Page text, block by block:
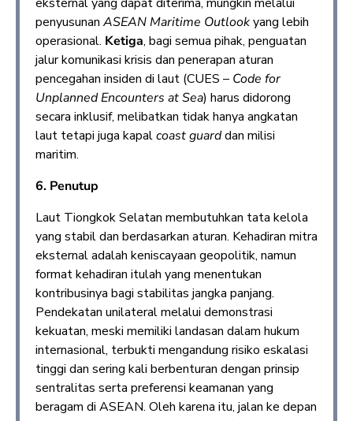
penyusunan ASEAN Maritime Outlookyang lebih
operasional. Ketiga, bagi semua pihak, penguatan
jalur komunikasi krisis dan penerapan aturan
pencegahan insiden di laut (CUES – Code for
Unplanned Encounters at Sea) harus didorong
secara inklusif, melibatkan tidak hanya angkatan
laut tetapi juga kapalcoast guarddan milisi
maritim.
6. Penutup
Laut Tiongkok Selatan membutuhkan tata kelola
yang stabil dan berdasarkan aturan. Kehadiran mitra
eksternal adalah keniscayaan geopolitik, namun
format kehadiran itulah yang menentukan
kontribusinya bagi stabilitas jangka panjang.
Pendekatan unilateral melalui demonstrasi
kekuatan, meski memiliki landasan dalam hukum
internasional, terbukti mengandung risiko eskalasi
tinggi dan sering kali berbenturan dengan prinsip
sentralitas serta preferensi keamanan yang
beragam di ASEAN. Oleh karena itu, jalan ke depan